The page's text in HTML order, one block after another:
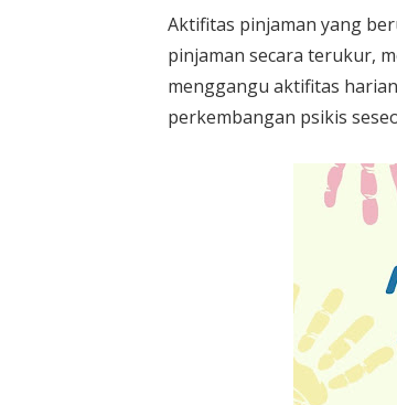
Aktifitas pinjaman yang
pinjaman secara terukur,
menggangu aktifitas
perkembangan psikis